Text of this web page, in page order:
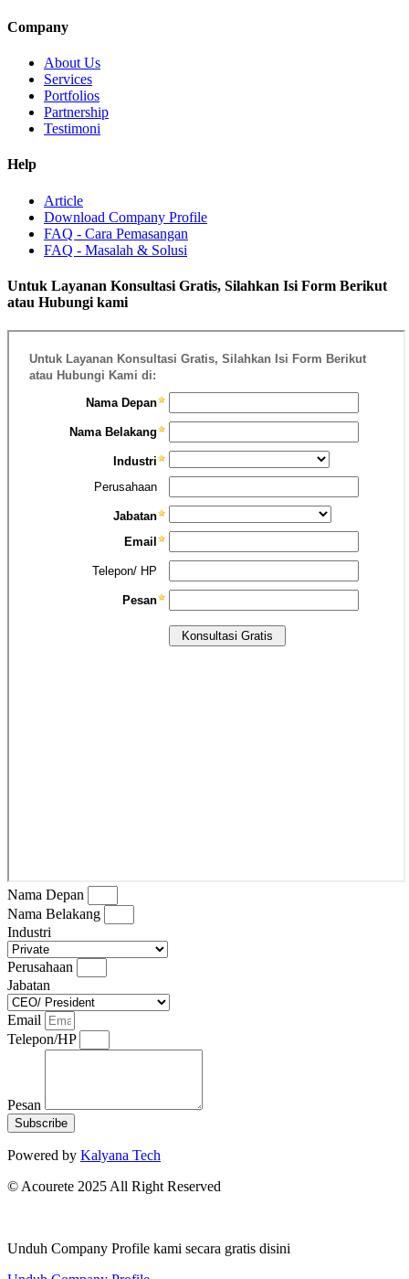
Company
About Us
Services
Portfolios
Partnership
Testimoni
Help
Article
Download Company Profile
FAQ - Cara Pemasangan
FAQ - Masalah & Solusi
Untuk Layanan Konsultasi Gratis, Silahkan Isi Form Berikut
atau Hubungi kami
Nama Depan
Nama Belakang
Industri
Perusahaan
Jabatan
Email
Telepon/HP
Pesan
Subscribe
Powered by Kalyana Tech
© Acourete 2025 All Right Reserved
Unduh Company Profile kami secara gratis disini